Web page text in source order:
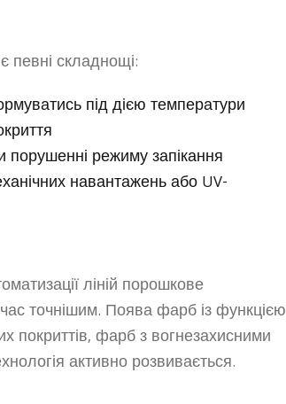
певні складнощі:
під дією температури
порушенні режиму запікання
навантажень або UV-
ліній порошкове
точнішим. Поява фарб із функцією
покриттів, фарб з вогнезахисними
активно розвивається.